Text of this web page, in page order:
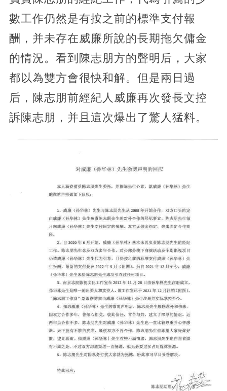
數工作仍然是有按之前的標準支付報
酬，并未存在威廉所說的長期拖欠傭金
的情況。看到陳志朋方的聲明后，大家
都以為雙方會很快和解。但是兩日過
后，陳志朋前經紀人威廉再次發長文控
訴陳志朋，并且這次爆出了驚人猛料。